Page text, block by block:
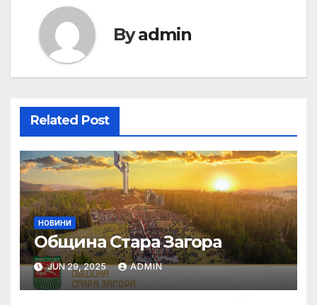
Byadmin
Related Post
НОВИНИ
Община Стара Загора
JUN 29, 2025 ADMIN